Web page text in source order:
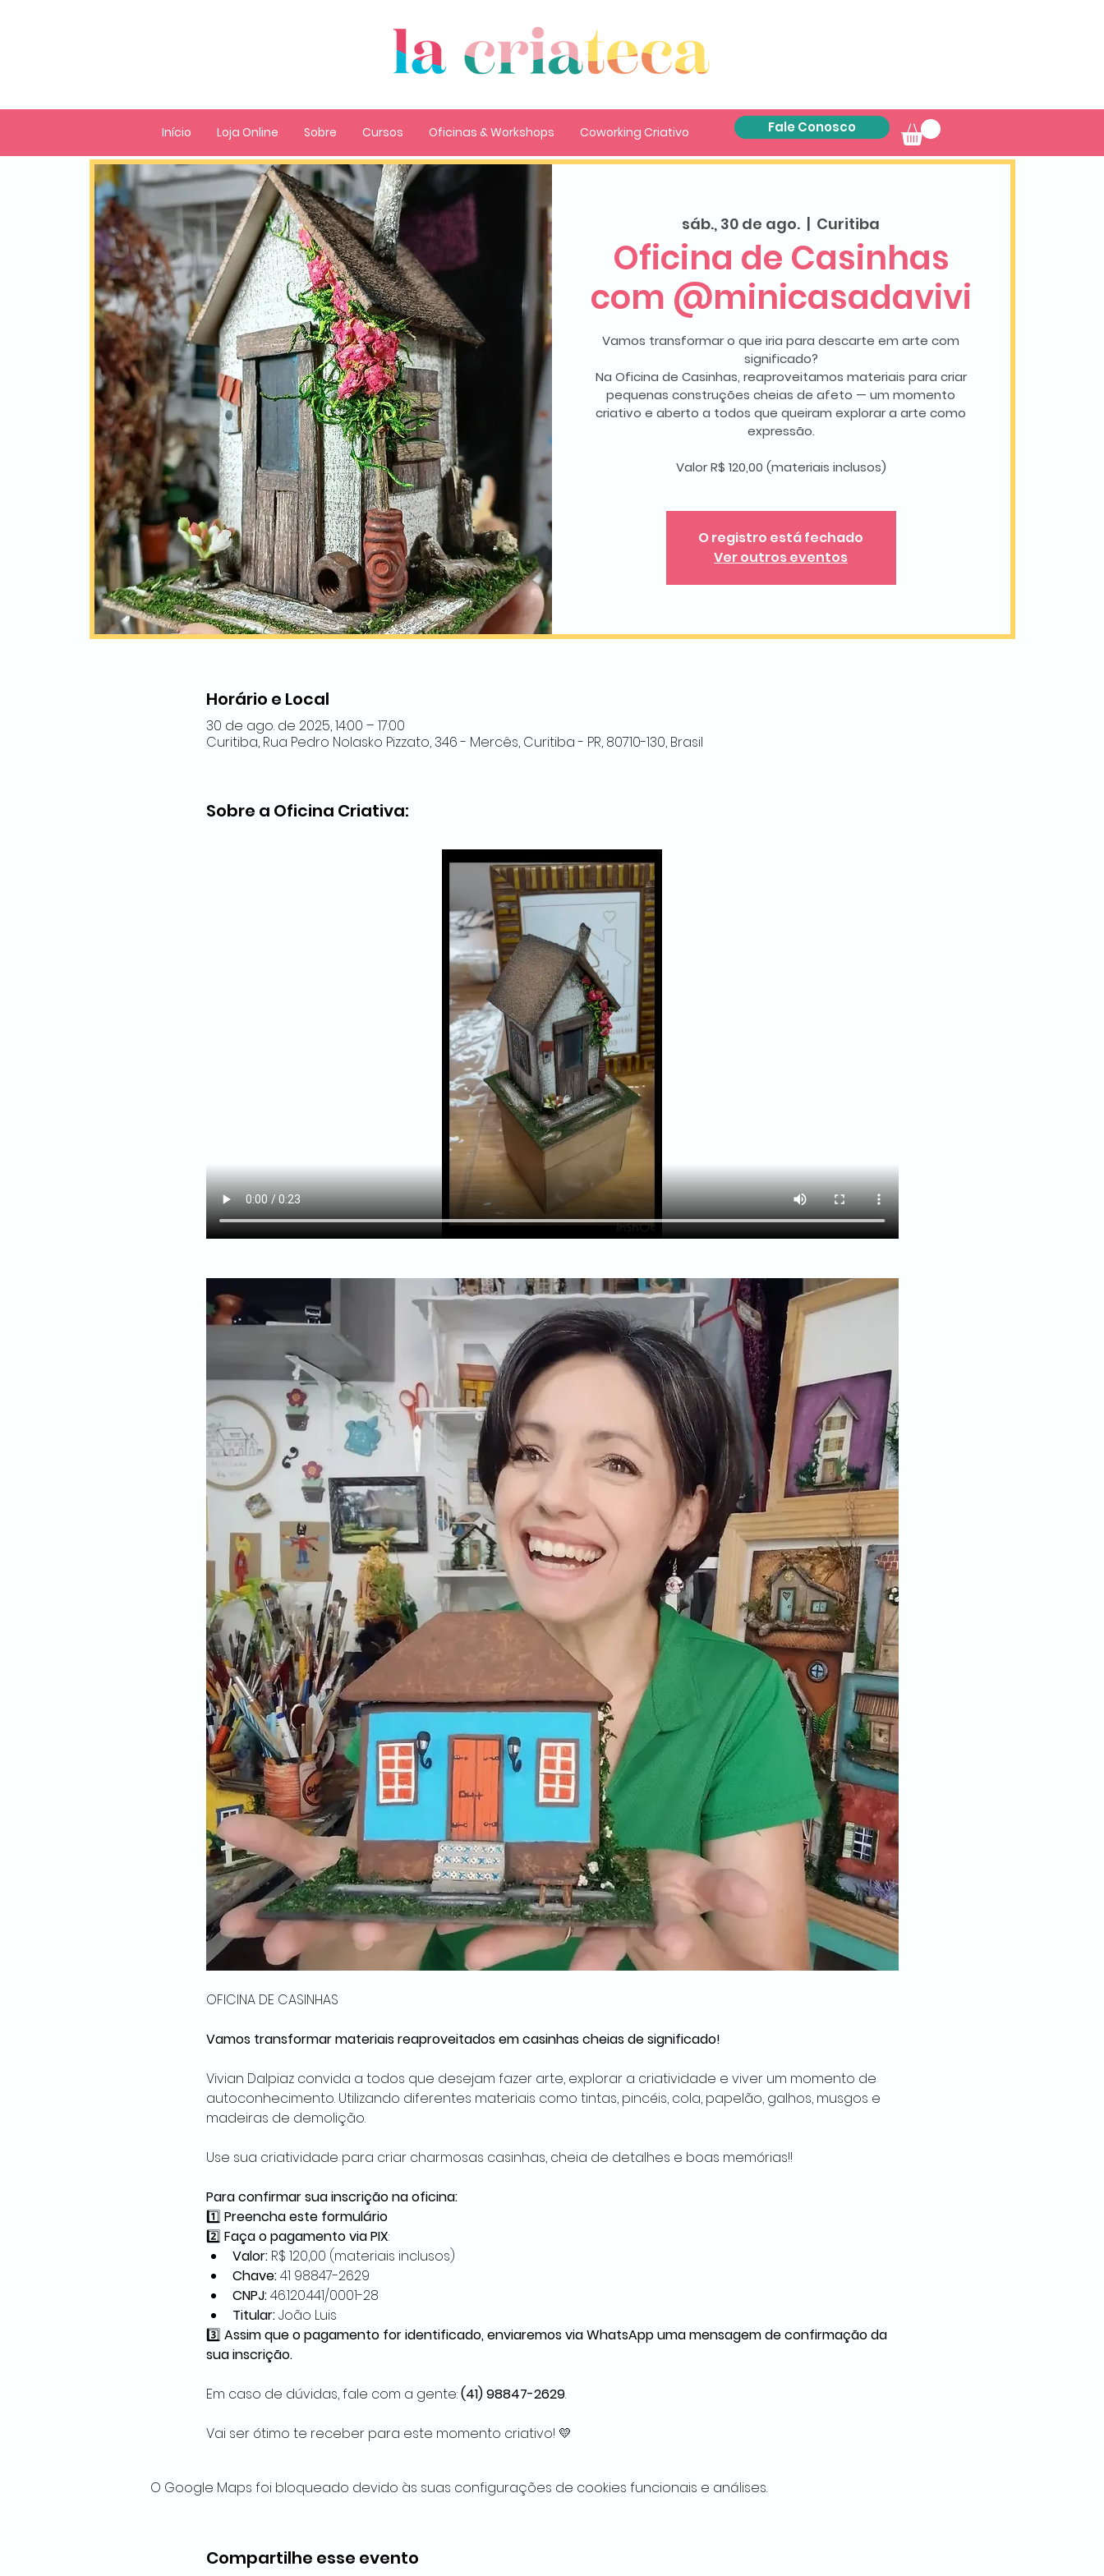
Início Loja Online Sobre Cursos Oficinas & Workshops Coworking Criativo Fale Conosco
sáb., 30 de ago.
  |
Curitiba
Oficina de Casinhas
com @minicasadavivi
Vamos transformar o que iria para descarte em arte com
significado?
Na Oficina de Casinhas, reaproveitamos materiais para criar
pequenas construções cheias de afeto — um momento
criativo e aberto a todos que queiram explorar a arte como
expressão.
Valor R$ 120,00 (materiais inclusos)
O registro está fechado
Ver outros eventos
Horário e Local
30 de ago. de 2025, 14:00 – 17:00
Curitiba, Rua Pedro Nolasko Pizzato, 346 - Mercês, Curitiba - PR, 80710-130, Brasil
Sobre a Oficina Criativa:
OFICINA DE CASINHAS
Vamos transformar materiais reaproveitados em casinhas cheias de significado!
Vivian Dalpiaz convida a todos que desejam fazer arte, explorar a criatividade e viver um momento de
autoconhecimento. Utilizando diferentes materiais como tintas, pincéis, cola, papelão, galhos, musgos e
madeiras de demolição.
Use sua criatividade para criar charmosas casinhas, cheia de detalhes e boas memórias!!
Para confirmar sua inscrição na oficina:
1️⃣ Preencha este formulário
2️⃣ Faça o pagamento via PIX:
Valor: R$ 120,00 (materiais inclusos)
Chave: 41 98847-2629
CNPJ: 46.120.441/0001-28
Titular: João Luis
3️⃣ Assim que o pagamento for identificado, enviaremos via WhatsApp uma mensagem de confirmação da
sua inscrição.
Em caso de dúvidas, fale com a gente: (41) 98847-2629.
Vai ser ótimo te receber para este momento criativo! 💛
O Google Maps foi bloqueado devido às suas configurações de cookies funcionais e análises.
Compartilhe esse evento